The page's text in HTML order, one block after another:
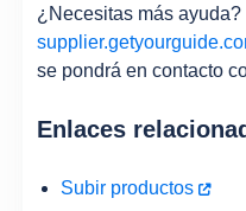
¿Necesitas más
se pondrá en contacto
Enlaces
Subir productos